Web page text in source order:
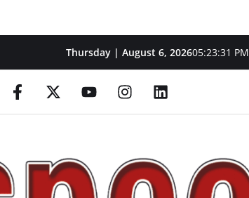
Thursday | August 6, 202605:23:32 PM